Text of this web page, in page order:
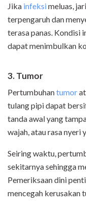
Jika infeksimeluas,
terpengaruh dan
terasa panas. Kondisi
dapat menimbulkan
3. Tumor
Pertumbuhantumor
tulang pipi dapat
tanda awal yang
wajah, atau rasa nyeri
Seiring waktu,
sekitarnya sehingga
Pemeriksaan dini
mencegah kerusakan